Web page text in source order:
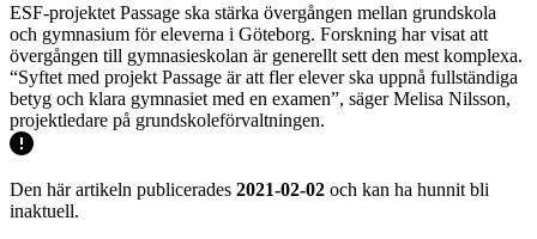
ESF-projektet Passage ska stärka övergången mellan grundskola
och gymnasium för eleverna i Göteborg. Forskning har visat att
övergången till gymnasieskolan är generellt sett den mest komplexa.
“Syftet med projekt Passage är att fler elever ska uppnå fullständiga
betyg och klara gymnasiet med en examen”, säger Melisa Nilsson,
projektledare på grundskoleförvaltningen.
Den här artikeln publicerades 2021-02-02 och kan ha hunnit bli
inaktuell.